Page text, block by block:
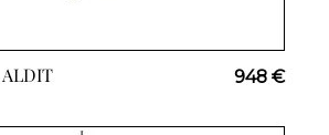
ALDIT 948 €